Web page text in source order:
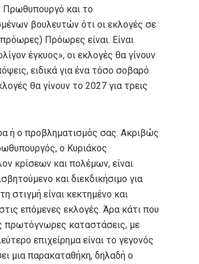
Πρωθυπουργό και το
βουλευτών ότι οι εκλογές σε
Πρόωρες είναι. Είναι
έγκυος», οι εκλογές θα γίνουν
ειδικά για ένα τόσο σοβαρό
θα γίνουν το 2027 για τρεις
ή ο προβληματισμός σας. Ακριβώς
ο Κυριάκος
κρίσεων και πολέμων, είναι
και διεκδικήσιμο για
στιγμή είναι κεκτημένο και
επόμενες εκλογές. Άρα κάτι που
πρωτόγνωρες καταστάσεις, με
επιχείρημα είναι το γεγονός
μια παρακαταθήκη, δηλαδή ο